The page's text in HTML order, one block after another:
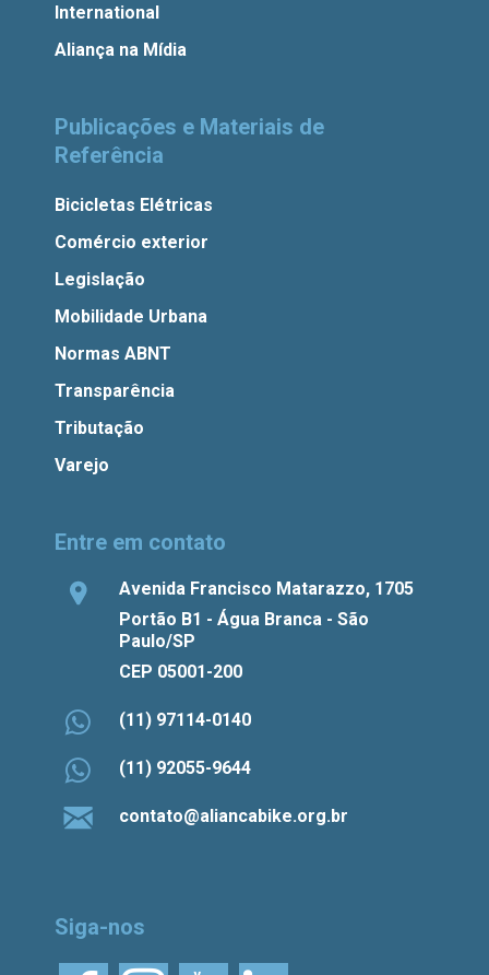
International
Aliança na Mídia
Publicações e Materiais de
Referência
Bicicletas Elétricas
Comércio exterior
Legislação
Mobilidade Urbana
Normas ABNT
Transparência
Tributação
Varejo
Entre em contato
Avenida Francisco Matarazzo, 1705
Portão B1 - Água Branca - São
Paulo/SP
CEP 05001-200
(11) 97114-0140
(11) 92055-9644
contato@aliancabike.org.br
Siga-nos